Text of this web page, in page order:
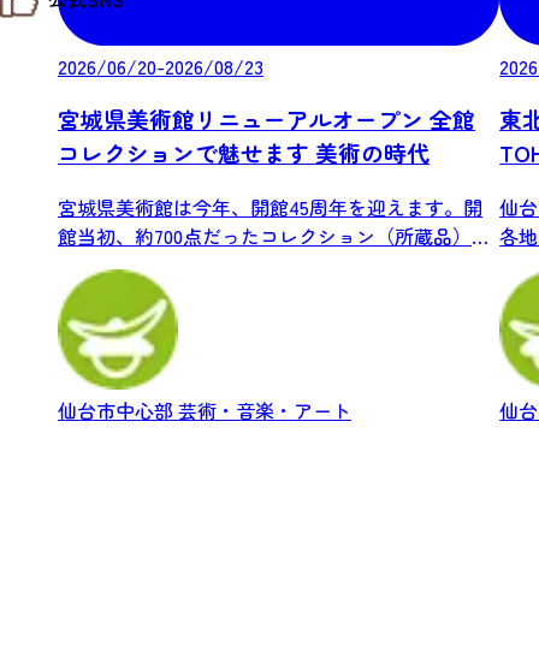
教育旅行
観光マップ
せんだい旅日和とは
プライバシーポリシー
サイトマップ
せんだい旅日和 X
せんだい旅日和 Instagram
せんだい旅日和 Facebook
仙台旅先体験コレクション Facebook
仙台旅先体験コレクション Instagaram
2026/06/20-2026/08/23
宮城県美術館リニューアルオープン 全館
コレクションで魅せます 美術の時代
宮城県美術館は今年、開館45周年を迎えます。開
館当初、約700点だったコレクション（所蔵品）
仙台市中心部 芸術・音楽・アート
東
仙
各
も
仙